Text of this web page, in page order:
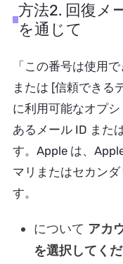
方法2. 回復メ
を通じて
「この番号は使用
または [信頼できる
に利用可能なオプ
あるメール ID また
す。Apple は、
マリまたはセカン
す。
について アカ
を選択してく